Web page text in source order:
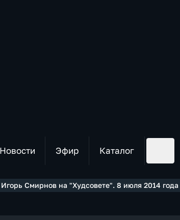
Новости Эфир Каталог
Смирнов на "Худсовете". 8 июля 2014 года